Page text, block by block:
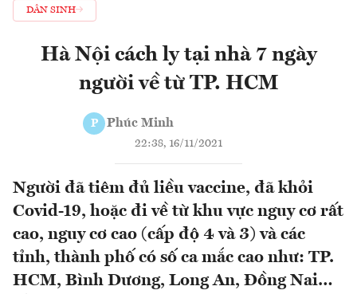
DÂN SINH
Hà Nội cách ly tại nhà 7 ngày
người về từ TP. HCM
P Phúc Minh
22:38, 16/11/2021
Người đã tiêm đủ liều vaccine, đã khỏi
Covid-19, hoặc đi về từ khu vực nguy cơ rất
cao, nguy cơ cao (cấp độ 4 và 3) và các
tỉnh, thành phố có số ca mắc cao như: TP.
HCM, Bình Dương, Long An, Đồng Nai…